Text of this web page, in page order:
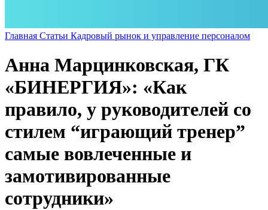
Главная Статьи Кадровый рынок и управление персоналом
Анна Марцинковская, ГК
«БИНЕРГИЯ»: «Как
правило, у руководителей со
стилем “играющий тренер”
самые вовлеченные и
замотивированные
сотрудники»